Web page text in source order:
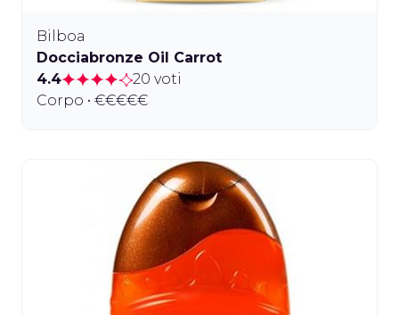
Bilboa
Docciabronze Oil Carrot
4.4
20 voti
Corpo • €€€€€